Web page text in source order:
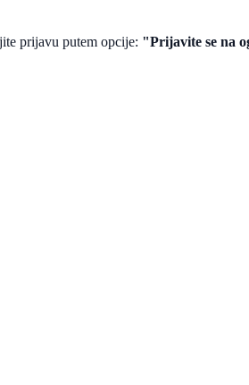
prijavu putem opcije: "Prijavite se na